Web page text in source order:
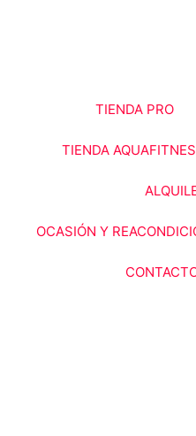
TIENDA PRO
TIENDA
OCASIÓN Y